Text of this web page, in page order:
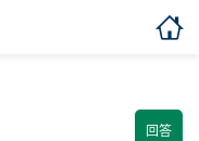

回答